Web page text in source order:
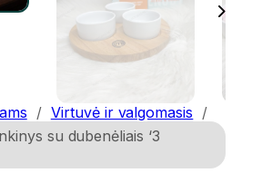
/ Virtuvė ir valgomasis /
su dubenėliais ‘3